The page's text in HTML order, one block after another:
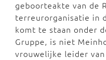
geboorteakte van de
terreurorganisatie in
komt te staan onder
Gruppe, is niet
vrouwelijke leider van